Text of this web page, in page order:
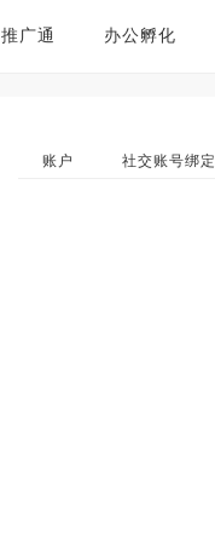
推广通 办公孵化
账户 社交账号绑定